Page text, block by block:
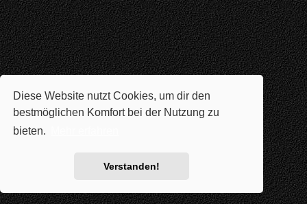
Diese Website nutzt Cookies, um dir den
bestmöglichen Komfort bei der Nutzung zu
bieten.
Verstanden!